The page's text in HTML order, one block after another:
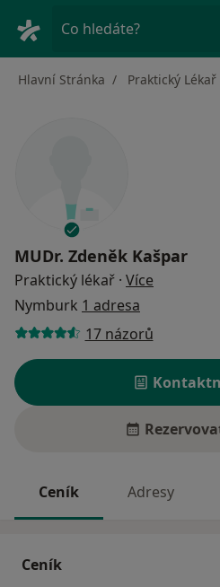
Co hledáte?
Hlavní Stránka Praktický Lékař
MUDr. Zdeněk Kašpar
Praktický lékař · Více
Nymburk 1 adresa
17 názorů
Ceník Adresy
Ceník